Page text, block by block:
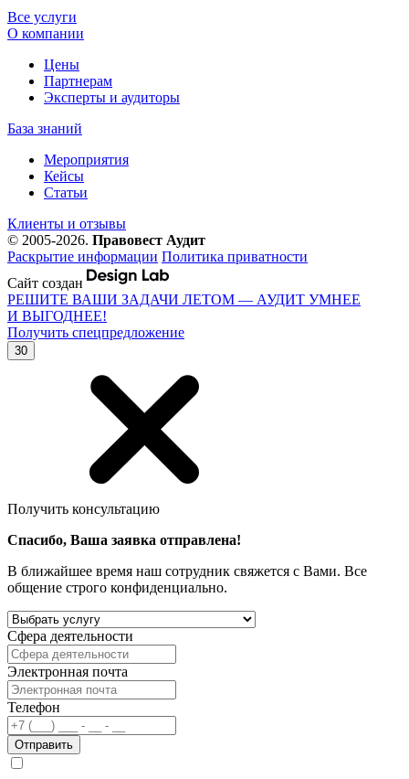
Все услуги
О компании
Цены
Партнерам
Эксперты и аудиторы
База знаний
Мероприятия
Кейсы
Статьи
Клиенты и отзывы
© 2005-2026. Правовест Аудит
Раскрытие информации Политика приватности
Сайт создан
РЕШИТЕ ВАШИ ЗАДАЧИ ЛЕТОМ — АУДИТ УМНЕЕ
И ВЫГОДНЕЕ!
Получить спецпредложение
30
Получить консультацию
Спасибо, Ваша заявка отправлена!
В ближайшее время наш сотрудник свяжется с Вами. Все
общение строго конфиденциально.
Сфера деятельности
Электронная почта
Телефон
Отправить